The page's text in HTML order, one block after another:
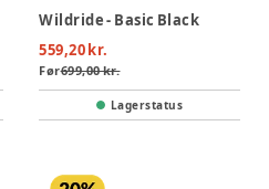
Wildride - Basic Black
559,20 kr.
Før699,00 kr.
Lagerstatus